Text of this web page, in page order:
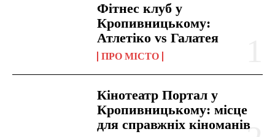
Фітнес клуб у
Кропивницькому:
Атлетіко vs Галатея
ПРО МІСТО
Кінотеатр Портал у
Кропивницькому: місце
для справжніх кіноманів